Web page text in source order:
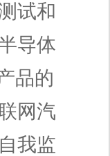
试和
导体
品的
网汽
我监